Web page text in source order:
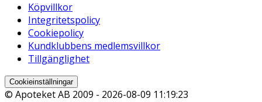
Köpvillkor
Integritetspolicy
Cookiepolicy
Kundklubbens medlemsvillkor
Tillgänglighet
Cookieinställningar
© Apoteket AB 2009 - 2026-08-09 11:19:23